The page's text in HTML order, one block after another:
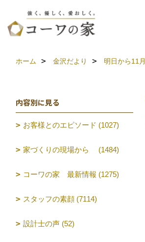
ホーム 金沢だより 明日から11月
内容別に見る
お客様とのエピソード (1027)
家づくりの現場から (1484)
コーワの家 最新情報 (1275)
スタッフの素顔 (7114)
設計士の声 (52)